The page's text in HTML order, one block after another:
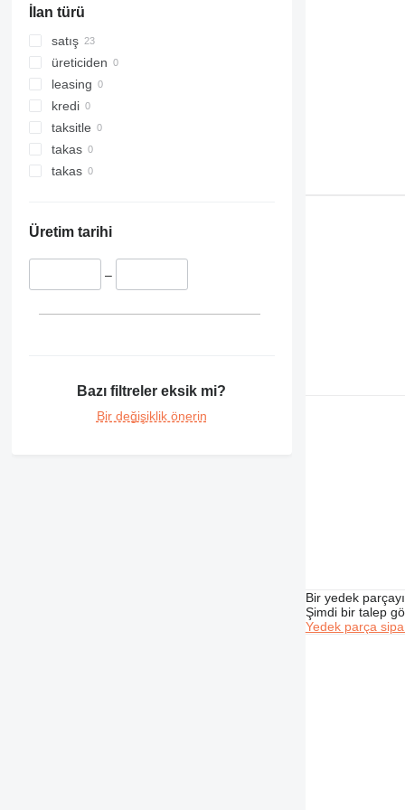
CX210
CX220
CX225
CX240
CX250
CX290
CX300
CX360
CX370
CX460
319
320
321
322
323
324
325
326
336
340
375
TM
İlan türü
satış
üreticiden
leasing
kredi
taksitle
takas
takas
Üretim tarihi
–
Bazı filtreler eksik mi?
Bir değişiklik önerin
Bir yedek
Şimdi bir talep
Yedek parça